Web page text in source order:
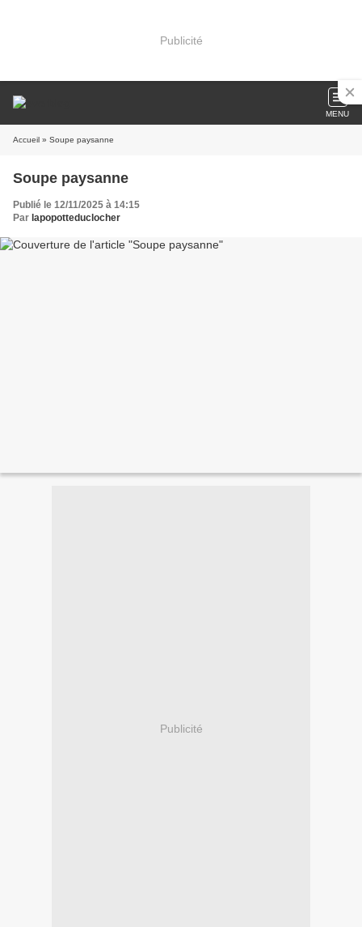
Publicité
MENU
Accueil » Soupe paysanne
Soupe paysanne
Publié le 12/11/2025 à 14:15
Par lapopotteduclocher
Publicité